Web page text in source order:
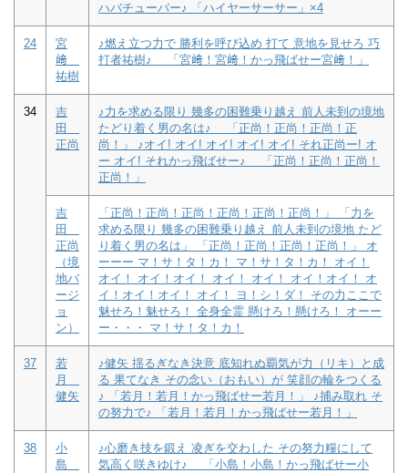
ハバチューバー♪ 「ハイヤーサーサー」×4
24
宮
﨑
祐樹
♪燃え立つ力で 勝利を呼び込め 打て 意地を見せろ 巧
打者祐樹♪ 「宮﨑！宮﨑！かっ飛ばせー宮﨑！」
34
吉
田
正尚
♪力を求める限り 幾多の困難乗り越え 前人未到の境地
たどり着く男の名は♪ 「正尚！正尚！正尚！正
尚！」 ♪オイ! オイ! オイ! オイ! オイ! それ正尚ー! オ
ー オイ! それかっ飛ばせー♪ 「正尚！正尚！正尚！
正尚！」
吉
田
正尚
（境
地バ
ージ
ョ
ン）
「正尚！正尚！正尚！正尚！正尚！正尚！」 「力を
求める限り 幾多の困難乗り越え 前人未到の境地 たど
り着く男の名は」 「正尚！正尚！正尚！正尚！」 オ
ーーー マ！サ！タ！カ！ マ！サ！タ！カ！ オイ！
オイ！ オイ！オイ！ オイ！ オイ！ オイ！オイ！ オ
イ！オイ！オイ！ オイ！ ヨ！シ！ダ！ その力ここで
魅せろ！魅せろ！ 全身全霊 懸けろ！懸けろ！ オーー
ー・・・ マ！サ！タ！カ！
37
若
月
健矢
♪健矢 揺るぎなき決意 底知れぬ覇気が力（リキ）と成
る 果てなき その念い（おもい）が 笑顔の輪をつくる
♪ 「若月！若月！かっ飛ばせー若月！」 ♪捕み取れ そ
の努力で♪ 「若月！若月！かっ飛ばせー若月！」
38
小
島
♪心磨き技を鍛え 凌ぎを交わした その努力糧にして
気高く咲きゆけ♪ 「小島！小島！かっ飛ばせー小